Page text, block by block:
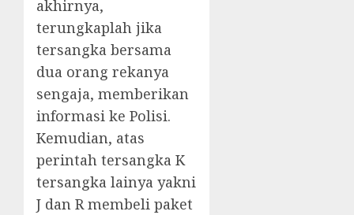
akhirnya,
terungkaplah jika
tersangka bersama
dua orang rekanya
sengaja, memberikan
informasi ke Polisi.
Kemudian, atas
perintah tersangka K
tersangka lainya yakni
J dan R membeli paket